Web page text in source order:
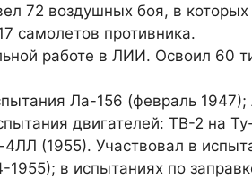
72 воздушных боя, в которых
самолетов противника.
работе в ЛИИ. Освоил 60
Ла-156 (февраль
двигателей: ТВ-2 на
(1955). Участвовал в
в испытаниях по